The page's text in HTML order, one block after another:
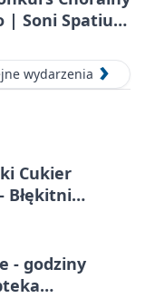
| Soni Spatium
wydarzenia
Cukier
Błękitni
II)
- godziny